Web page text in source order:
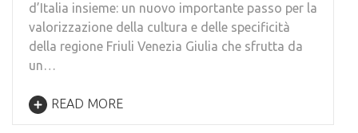
d’Italia insieme: un nuovo importante passo per la
valorizzazione della cultura e delle specificità
della regione Friuli Venezia Giulia che sfrutta da
un…
READ MORE